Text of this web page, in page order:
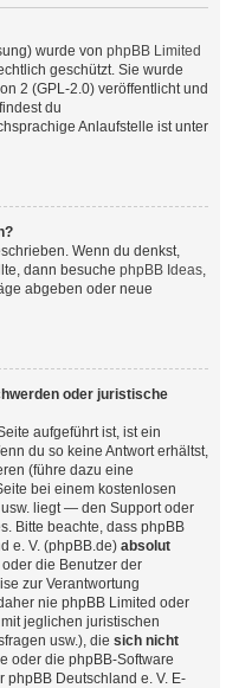
wurde von phpBB Limited
geschützt. Sie wurde
2 (GPL-2.0) veröffentlicht und
du
Anlaufstelle ist unter
Wenn du denkst,
dann besuche phpBB Ideas,
abgeben oder neue
oder juristische
aufgeführt ist, ist ein
du so keine Antwort erhältst,
(führe dazu eine
bei einem kostenlosen
usw. liegt — den Support oder
Bitte beachte, dass phpBB
e. V. (phpBB.de) absolut
die Benutzer der
zur Verantwortung
nie phpBB Limited oder
jeglichen juristischen
usw.), die sich nicht
oder die phpBB-Software
Deutschland e. V. E-